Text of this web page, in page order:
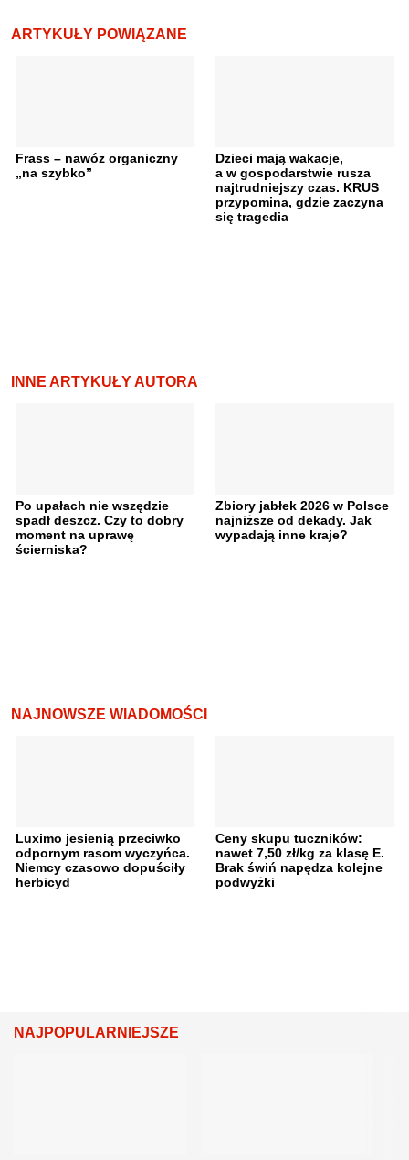
ARTYKUŁY POWIĄZANE
Frass – nawóz organiczny
„na szybko”
Dzieci mają wakacje,
a w gospodarstwie rusza
najtrudniejszy czas. KRUS
przypomina, gdzie zaczyna
się tragedia
INNE ARTYKUŁY AUTORA
Po upałach nie wszędzie
spadł deszcz. Czy to dobry
moment na uprawę
ścierniska?
Zbiory jabłek 2026 w Polsce
najniższe od dekady. Jak
wypadają inne kraje?
NAJNOWSZE WIADOMOŚCI
Luximo jesienią przeciwko
odpornym rasom wyczyńca.
Niemcy czasowo dopuściły
herbicyd
Ceny skupu tuczników:
nawet 7,50 zł/kg za klasę E.
Brak świń napędza kolejne
podwyżki
NAJPOPULARNIEJSZE